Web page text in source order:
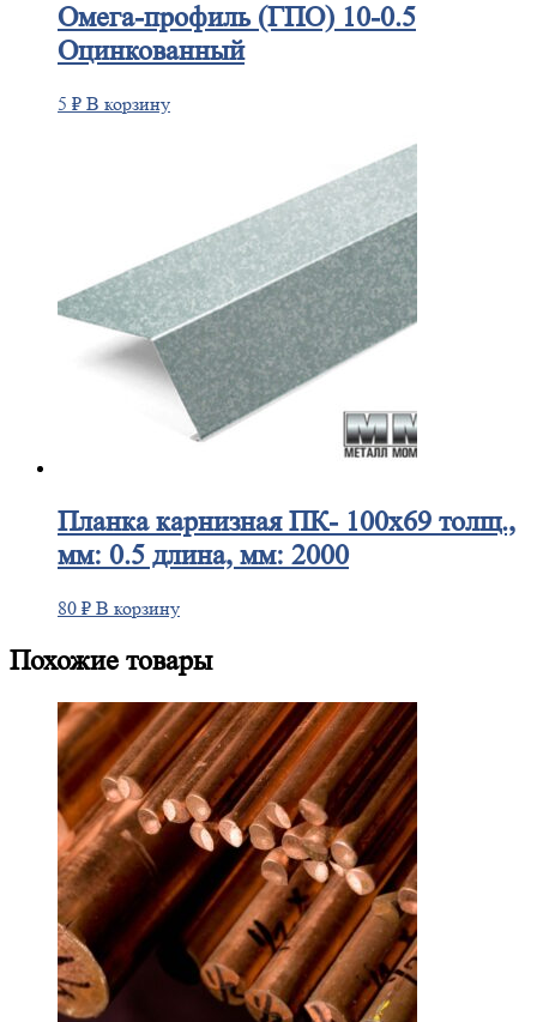
Омега-профиль(ГПО) 10-0.5
Оцинкованный
5 ₽ В корзину
Планкакарнизная ПК- 100х69 толщ.,
мм: 0.5 длина, мм: 2000
80 ₽ В корзину
Похожие товары